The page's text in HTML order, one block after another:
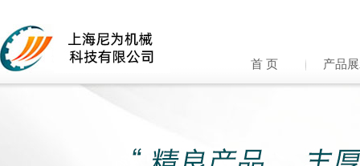
首 页 产品